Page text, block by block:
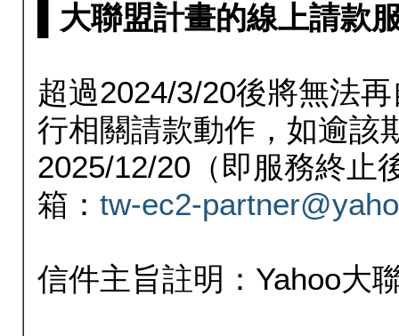
▌大聯盟計畫的線上請款
超過2024/3/20後將無法
行相關請款動作，如逾該
2025/12/20（即服務終止
箱： tw-ec2-
信件主旨註明：Yahoo大